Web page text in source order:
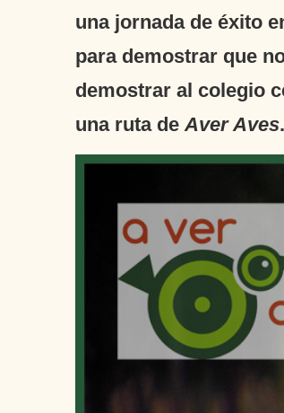
una jornada de éxito
para demostrar que
demostrar al colegio
una ruta de Aver Aves